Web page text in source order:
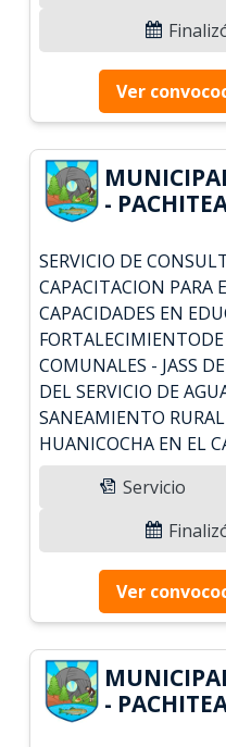
Ver
-
SERVICIO DE
CAPACITACION PARA
CAPACIDADES EN
COMUNALES - JASS
DEL SERVICIO DE
SANEAMIENTO
HUANICOCHA EN EL
Servicio
Ver
-